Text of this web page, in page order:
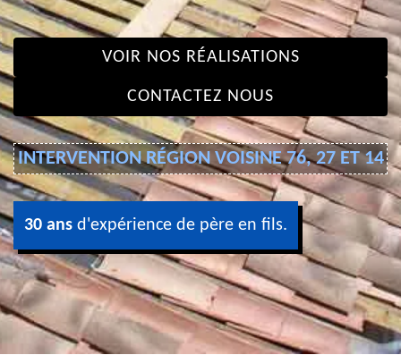
VOIR NOS RÉALISATIONS
CONTACTEZ NOUS
INTERVENTION RÉGION VOISINE 76, 27 ET 14
30 ans d'expérience de père en fils.